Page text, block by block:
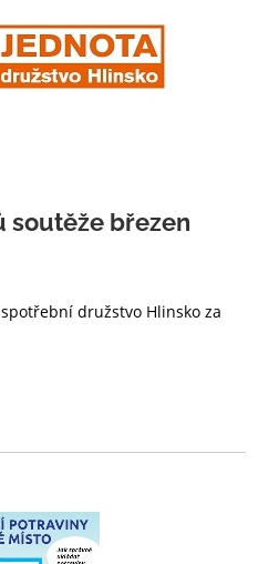
soutěže březen
družstvo Hlinsko za